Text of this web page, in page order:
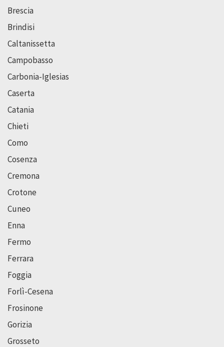
Brescia
Brindisi
Caltanissetta
Campobasso
Carbonia-Iglesias
Caserta
Catania
Chieti
Como
Cosenza
Cremona
Crotone
Cuneo
Enna
Fermo
Ferrara
Foggia
Forlì-Cesena
Frosinone
Gorizia
Grosseto